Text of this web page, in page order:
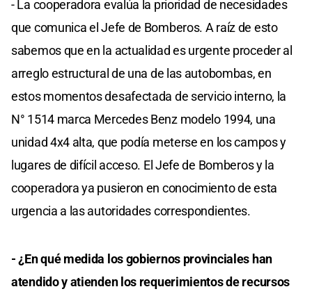
- La cooperadora evalúa la prioridad de necesidades
que comunica el Jefe de Bomberos. A raíz de esto
sabemos que en la actualidad es urgente proceder al
arreglo estructural de una de las autobombas, en
estos momentos desafectada de servicio interno, la
N° 1514 marca Mercedes Benz modelo 1994, una
unidad 4x4 alta, que podía meterse en los campos y
lugares de difícil acceso. El Jefe de Bomberos y la
cooperadora ya pusieron en conocimiento de esta
urgencia a las autoridades correspondientes.
- ¿En qué medida los gobiernos provinciales han
atendido y atienden los requerimientos de recursos